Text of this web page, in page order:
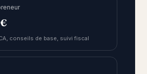
conseils de base, suivi fiscal